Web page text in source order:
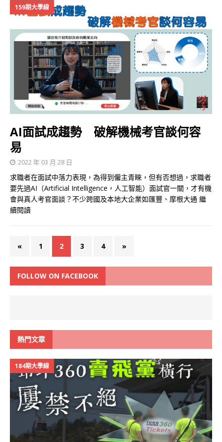
159期大學線
AI面試成趨勢 破解機械考官談何容
易
2022 年 03 月 28 日
求職者在面試中落力表現，為得到僱主青睞，但有否想過，求職者
要先過AI（Artificial Intelligence，人工智能）面試官一關，才有機
會與真人考官面談？不少跨國及本地大企業如匯豐、摩根大通 繼
續閱讀
« 1 2 3 4 »
FOLLOW ON FACEBOOK
熱門文章
184期大學線